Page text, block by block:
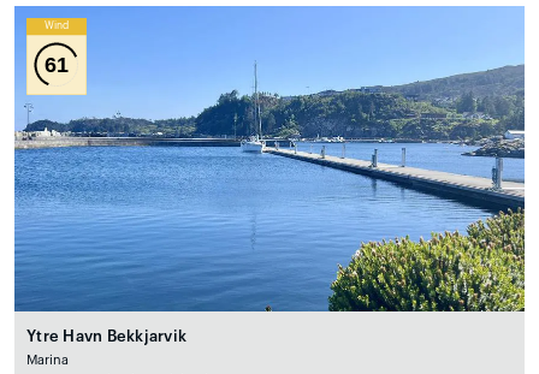
Wind
61
Ytre Havn Bekkjarvik
Marina